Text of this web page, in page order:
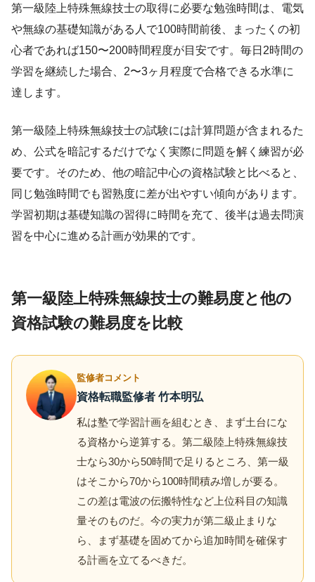
第一級陸上特殊無線技士の取得に必要な勉強時間は、電気
や無線の基礎知識がある人で100時間前後、まったくの初
心者であれば150〜200時間程度が目安です。毎日2時間の
学習を継続した場合、2〜3ヶ月程度で合格できる水準に
達します。
第一級陸上特殊無線技士の試験には計算問題が含まれるた
め、公式を暗記するだけでなく実際に問題を解く練習が必
要です。そのため、他の暗記中心の資格試験と比べると、
同じ勉強時間でも習熟度に差が出やすい傾向があります。
学習初期は基礎知識の習得に時間を充て、後半は過去問演
習を中心に進める計画が効果的です。
第一級陸上特殊無線技士の難易度と他の
資格試験の難易度を比較
監修者コメント
資格転職監修者 竹本明弘
私は塾で学習計画を組むとき、まず土台にな
る資格から逆算する。第二級陸上特殊無線技
士なら30から50時間で足りるところ、第一級
はそこから70から100時間積み増しが要る。
この差は電波の伝搬特性など上位科目の知識
量そのものだ。今の実力が第二級止まりな
ら、まず基礎を固めてから追加時間を確保す
る計画を立てるべきだ。